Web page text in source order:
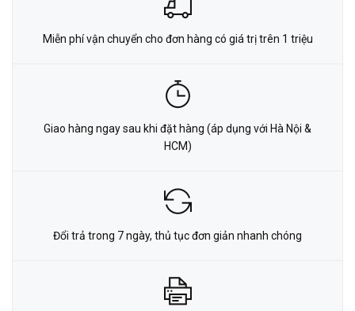
Miễn phí vận chuyển cho đơn hàng có giá trị trên 1 triệu
Giao hàng ngay sau khi đặt hàng (áp dụng với Hà Nội &
HCM)
Đổi trả trong 7 ngày, thủ tục đơn giản nhanh chóng